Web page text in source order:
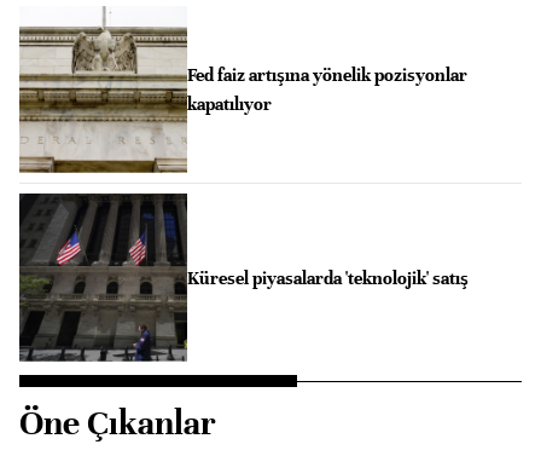
Fed faiz artışına yönelik pozisyonlar
kapatılıyor
Küresel piyasalarda 'teknolojik' satış
Öne Çıkanlar